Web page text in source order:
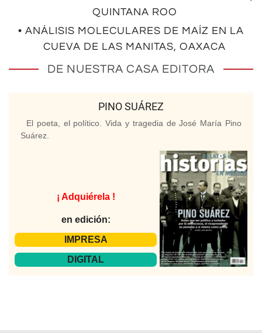
QUINTANA ROO
• ANÁLISIS MOLECULARES DE MAÍZ EN LA
CUEVA DE LAS MANITAS, OAXACA
DE NUESTRA CASA EDITORA
PINO SUÁREZ
El poeta, el político. Vida y tragedia de José María Pino
Suárez.
¡ Adquiérela !
en edición:
IMPRESA
DIGITAL